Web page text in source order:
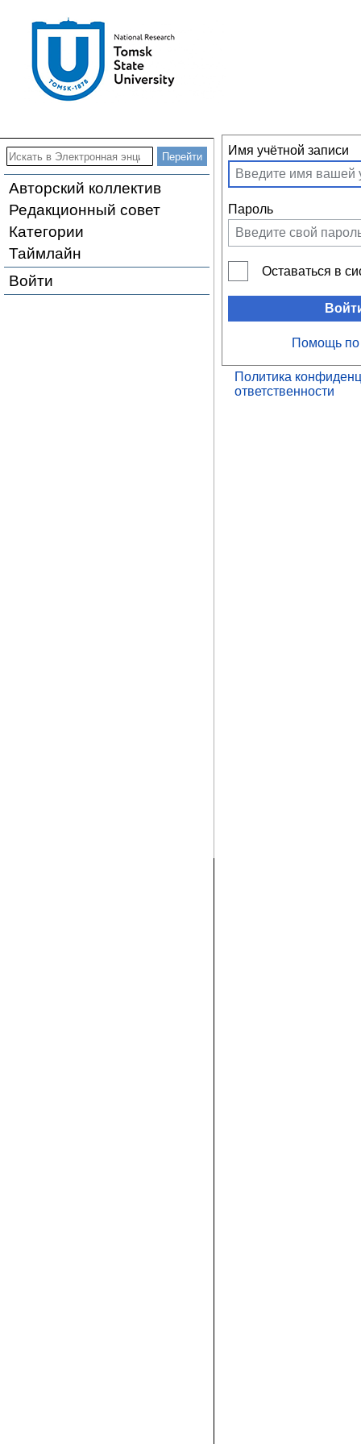
Авторский коллектив
Редакционный совет
Категории
Таймлайн
Войти
Имя учётной записи
Пароль
Оставаться в
Помощь по
Политика
ответственности